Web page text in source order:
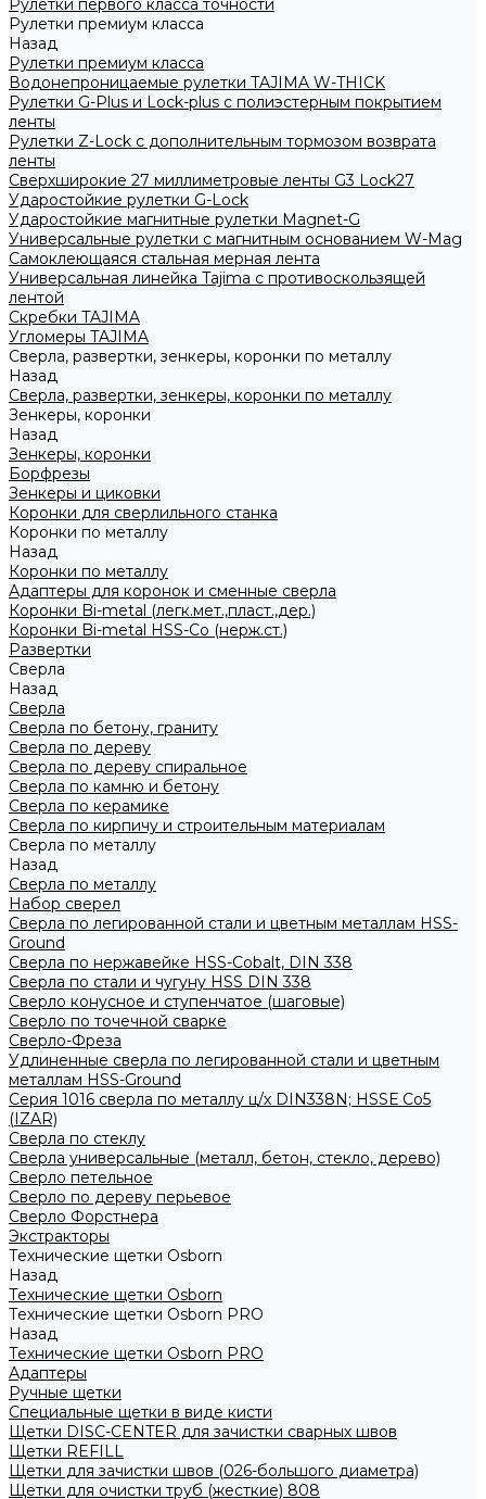
Рулетки первого класса точности
Рулетки премиум класса
Назад
Рулетки премиум класса
Водонепроницаемые рулетки TAJIMA W-THICK
Рулетки G-Plus и Lock-plus с полиэстерным покрытием
ленты
Рулетки Z-Lock с дополнительным тормозом возврата
ленты
Сверхширокие 27 миллиметровые ленты G3 Lock27
Ударостойкие рулетки G-Lock
Ударостойкие магнитные рулетки Magnet-G
Универсальные рулетки с магнитным основанием W-Mag
Самоклеющаяся стальная мерная лента
Универсальная линейка Tajima с противоскользящей
лентой
Скребки TAJIMA
Угломеры TAJIMA
Сверла, развертки, зенкеры, коронки по металлу
Назад
Сверла, развертки, зенкеры, коронки по металлу
Зенкеры, коронки
Назад
Зенкеры, коронки
Борфрезы
Зенкеры и циковки
Коронки для сверлильного станка
Коронки по металлу
Назад
Коронки по металлу
Адаптеры для коронок и сменные сверла
Коронки Bi-metal (легк.мет.,пласт.,дер.)
Коронки Bi-metal HSS-Co (нерж.ст.)
Развертки
Сверла
Назад
Сверла
Сверла по бетону, граниту
Сверла по дереву
Сверла по дереву спиральное
Сверла по камню и бетону
Сверла по керамике
Сверла по кирпичу и строительным материалам
Сверла по металлу
Назад
Сверла по металлу
Набор сверел
Сверла по легированной стали и цветным металлам HSS-
Ground
Сверла по нержавейке HSS-Cobalt, DIN 338
Сверла по стали и чугуну HSS DIN 338
Сверло конусное и ступенчатое (шаговые)
Сверло по точечной сварке
Сверло-Фреза
Удлиненные сверла по легированной стали и цветным
металлам HSS-Ground
Серия 1016 сверла по металлу ц/х DIN338N; HSSЕ Со5
(IZAR)
Сверла по стеклу
Сверла универсальные (металл, бетон, стекло, дерево)
Сверло петельное
Сверло по дереву перьевое
Сверло Форстнера
Экстракторы
Технические щетки Osborn
Назад
Технические щетки Osborn
Технические щетки Osborn PRO
Назад
Технические щетки Osborn PRO
Адаптеры
Ручные щетки
Специальные щетки в виде кисти
Щетки DISC-CENTER для зачистки сварных швов
Щетки REFILL
Щетки для зачистки швов (026-большого диаметра)
Щетки для очистки труб (жесткие) 808